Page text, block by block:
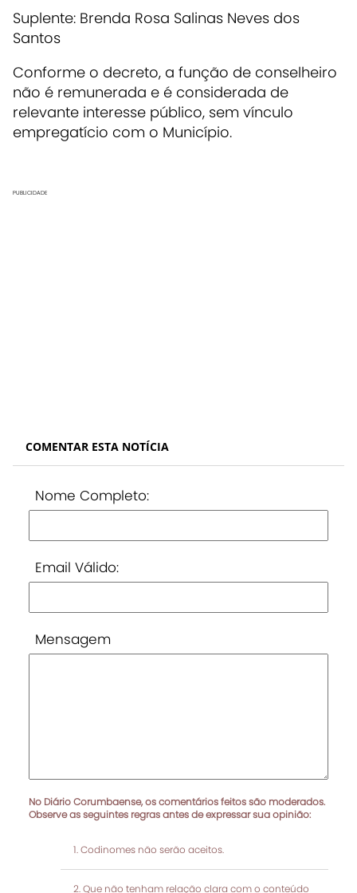
Suplente: Brenda Rosa Salinas Neves dos
Santos
Conforme o decreto, a função de conselheiro
não é remunerada e é considerada de
relevante interesse público, sem vínculo
empregatício com o Município.
PUBLICIDADE
COMENTAR ESTA NOTÍCIA
Nome Completo:
Email Válido:
Mensagem
No Diário Corumbaense, os comentários feitos são moderados.
Observe as seguintes regras antes de expressar sua opinião:
Codinomes não serão aceitos.
Que não tenham relação clara com o conteúdo